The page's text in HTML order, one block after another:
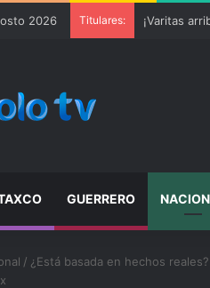
2026 Titulares:
GUERRERO
/ ¿Está basada en hechos